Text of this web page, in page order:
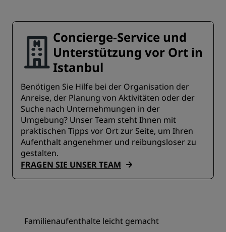
Concierge-Service und
Unterstützung vor Ort in
Istanbul
Benötigen Sie Hilfe bei der Organisation der
Anreise, der Planung von Aktivitäten oder der
Suche nach Unternehmungen in der
Umgebung? Unser Team steht Ihnen mit
praktischen Tipps vor Ort zur Seite, um Ihren
Aufenthalt angenehmer und reibungsloser zu
gestalten.
FRAGEN SIE UNSER TEAM
Familienaufenthalte leicht gemacht